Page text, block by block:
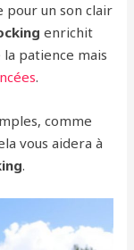
pour un son clair
enrichit
la patience mais
.
comme
vous aidera à
.